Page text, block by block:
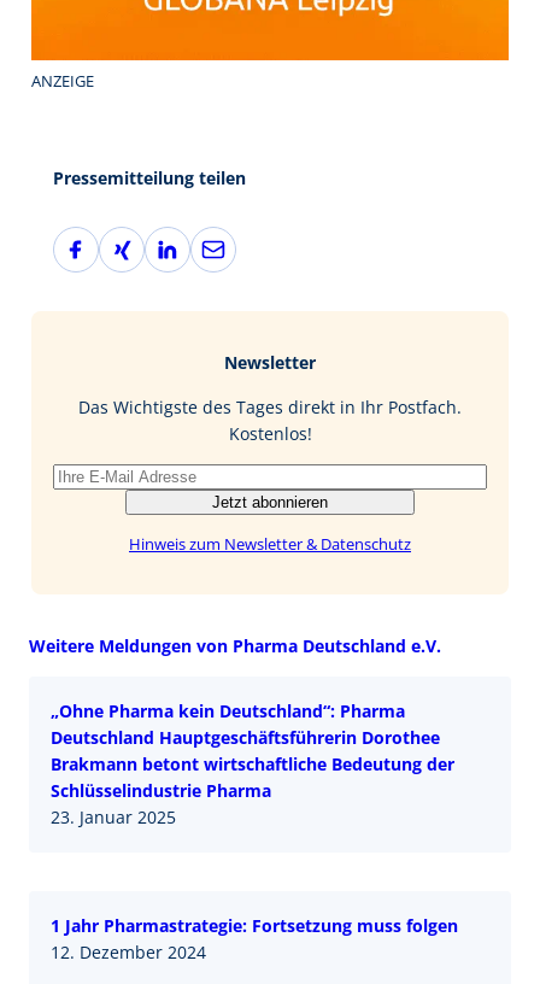
ANZEIGE
Pressemitteilung teilen
F
a
X
i
L
i
I
E
-
Newsletter
Das Wichtigste des Tages direkt in Ihr Postfach.
Kostenlos!
Jetzt abonnieren
Hinweis zum Newsletter & Datenschutz
Weitere Meldungen von Pharma Deutschland e.V.
„Ohne Pharma kein Deutschland“: Pharma
Deutschland Hauptgeschäftsführerin Dorothee
Brakmann betont wirtschaftliche Bedeutung der
Schlüsselindustrie Pharma
23. Januar 2025
1 Jahr Pharmastrategie: Fortsetzung muss folgen
12. Dezember 2024